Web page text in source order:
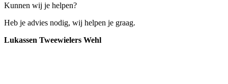
Kunnen wij je helpen?
Heb je advies nodig, wij helpen je graag.
Lukassen Tweewielers Wehl